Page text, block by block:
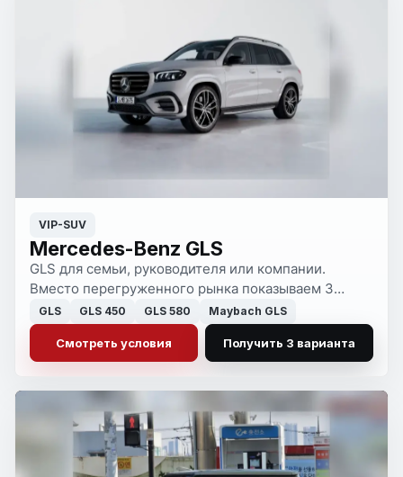
VIP-SUV
Mercedes-Benz GLS
GLS для семьи, руководителя или компании.
Вместо перегруженного рынка показываем 3
понятных варианта с конфигурацией, сроком и
полной стоимостью.
GLS GLS 450 GLS 580 Maybach GLS
Смотреть условия Получить 3 варианта